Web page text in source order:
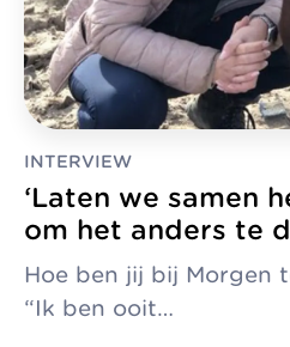
INTERVIEW
‘Laten we samen
om het anders te
Hoe ben jij bij Morgen
“Ik ben ooit…